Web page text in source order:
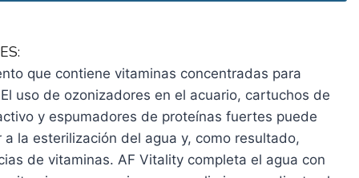
que contiene vitaminas concentradas para
uso de ozonizadores en el acuario, cartuchos de
y espumadores de proteínas fuertes puede
a la esterilización del agua y, como resultado,
de vitaminas. AF Vitality completa el agua con